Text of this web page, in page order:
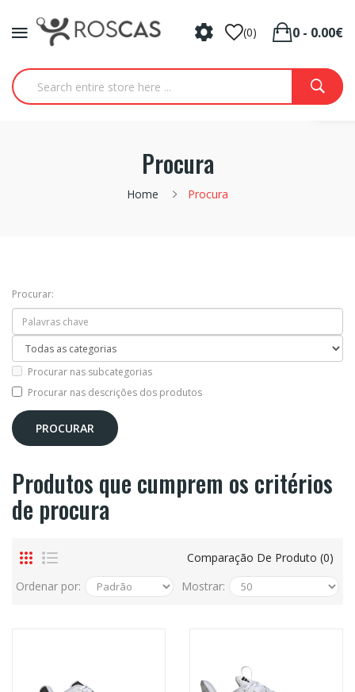
(0) 0 - 0.00€
Procura
Home Procura
Procurar:
Procurar nas subcategorias
Procurar nas descrições dos produtos
Produtos que cumprem os critérios
de procura
Comparação De Produto (0)
Ordenar por:
Mostrar: